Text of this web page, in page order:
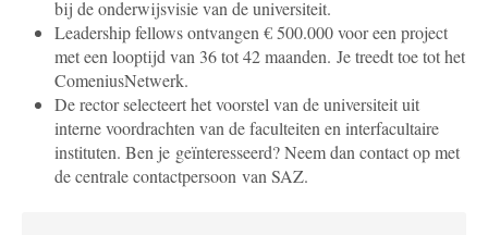
bij de onderwijsvisie van de universiteit.
Leadership fellows ontvangen € 500.000 voor een project
met een looptijd van 36 tot 42 maanden. Je treedt toe tot het
ComeniusNetwerk.
De rector selecteert het voorstel van de universiteit uit
interne voordrachten van de faculteiten en interfacultaire
instituten. Ben je geïnteresseerd? Neem dan contact op met
de centrale contactpersoon van SAZ.